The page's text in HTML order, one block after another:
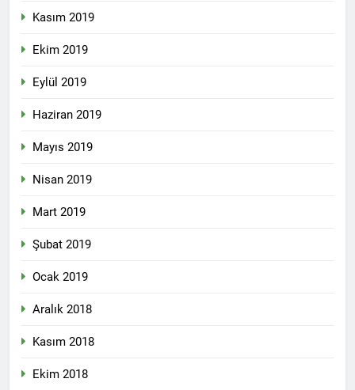
Kasım 2019
Ekim 2019
Eylül 2019
Haziran 2019
Mayıs 2019
Nisan 2019
Mart 2019
Şubat 2019
Ocak 2019
Aralık 2018
Kasım 2018
Ekim 2018